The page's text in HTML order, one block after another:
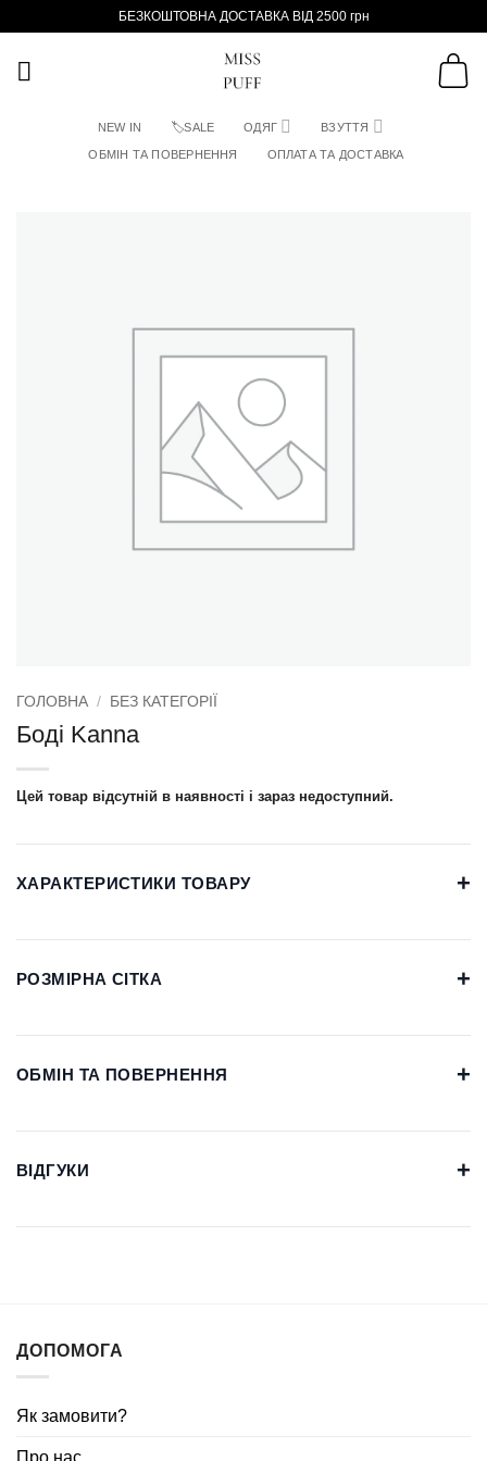
БЕЗКОШТОВНА ДОСТАВКА ВІД 2500 грн
NEW IN 🏷SALE ОДЯГ ВЗУТТЯ
ОБМІН ТА ПОВЕРНЕННЯ ОПЛАТА ТА ДОСТАВКА
ГОЛОВНА / БЕЗ КАТЕГОРІЇ
Боді Kanna
Цей товар відсутній в наявності і зараз недоступний.
ХАРАКТЕРИСТИКИ ТОВАРУ +
РОЗМІРНА СІТКА +
ОБМІН ТА ПОВЕРНЕННЯ +
ВІДГУКИ +
ДОПОМОГА
Як замовити?